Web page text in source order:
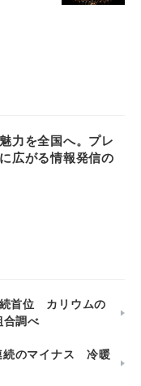
力を全国へ。プレ
広がる情報発信の
首位 カリウムの
調べ
続のマイナス 冷暖